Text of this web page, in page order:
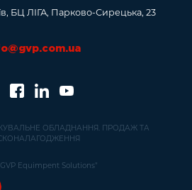
БЦ ЛІГА, Парково-Сирецька, 23
ОБЛАДНАННЯ. ПРОДАЖ ТА
Equimpent Solutions"